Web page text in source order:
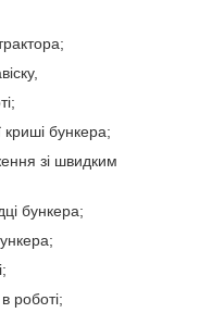
криші бункера;
зі швидким
бункера;
роботі;